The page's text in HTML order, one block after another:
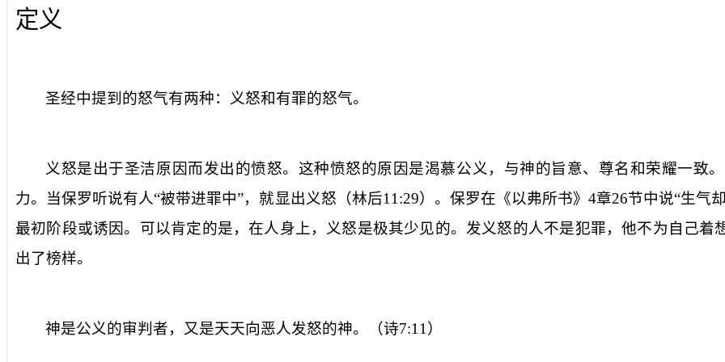
定义
圣经中提到的怒气有两种：义怒和有罪的怒气。
义怒是出于圣洁原因而发出的愤怒。这种愤怒的原因是渴慕公义，与神的旨意、尊名和荣耀一致
力。当保罗听说有人“被带进罪中”，就显出义怒（林后11:29）。保罗在《以弗所书》4章26节中说“生气
最初阶段或诱因。可以肯定的是，在人身上，义怒是极其少见的。发义怒的人不是犯罪，他不为自己
出了榜样。
神是公义的审判者，又是天天向恶人发怒的神。（诗7:11）